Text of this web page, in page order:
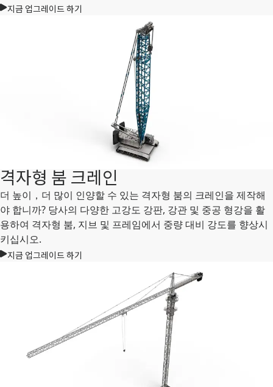
지금 업그레이드 하기
격자형 붐 크레인
더 높이，더 많이 인양할 수 있는 격자형 붐의 크레인을 제작해
야 합니까? 당사의 다양한 고강도 강판, 강관 및 중공 형강을 활
용하여 격자형 붐, 지브 및 프레임에서 중량 대비 강도를 향상시
키십시오.
지금 업그레이드 하기